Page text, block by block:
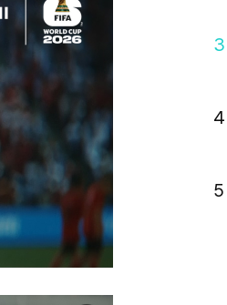
지
확
대
3
4
5